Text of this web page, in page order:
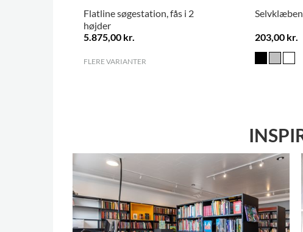
Flatline søgestation, fås i 2
højder
5.875,00 kr.
FLERE VARIANTER
203,00 kr.